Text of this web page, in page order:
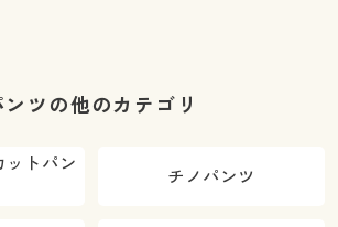
ンツの他のカテゴリ
ットパン
チノパンツ